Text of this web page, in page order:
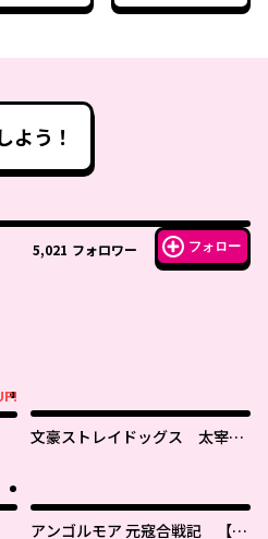
よう！
5,021 フォロワー フォロー
文豪ストレイドッグス 太宰を
アンゴルモア 元寇合戦記 【博